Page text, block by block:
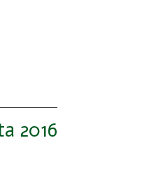
2016